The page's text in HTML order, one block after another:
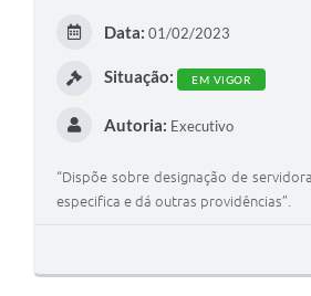
Data: 01/02/2023
Situação: EM VIGOR
Autoria: Executivo
“Dispõe sobre designação de
especifica e dá outras providências”.